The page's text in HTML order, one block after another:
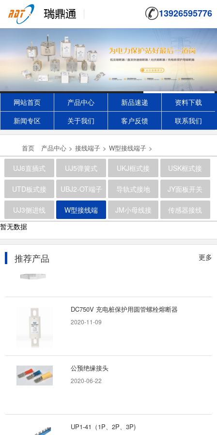
13926595776
网站首页 产品中心 新品速递
资料下载
新闻专区
关于我们 客户反馈 联系我们
首页 产品中心 > 接线端子 > W型接线端子 >
UJ6直插式 UJ5弹簧式 UKJ框式接 USK框式接
UTD板式接 UBJ2-OT端子 导轨式接地 JY面板开关
UJ3侧进线 W型接线端 JM小母线接
传感器接线
暂无数据
更多
推荐产品
UKJ-35
2020-08-27
DC750V 充电桩保护用圆管螺栓熔断器
2020-11-09
公预绝缘接头
2020-06-22
UP1-41（1P、2P、3P)